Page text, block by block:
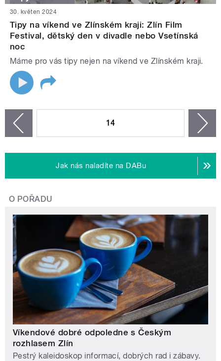
30. květen 2024
Tipy na víkend ve Zlínském kraji: Zlín Film
Festival, dětský den v divadle nebo Vsetínská
noc
Máme pro vás tipy nejen na víkend ve Zlínském kraji.
14
Jak nás naladíte na DABu
O POŘADU
Víkendové dobré odpoledne s Českým
rozhlasem Zlín
Pestrý kaleidoskop informací, dobrých rad i zábavy.